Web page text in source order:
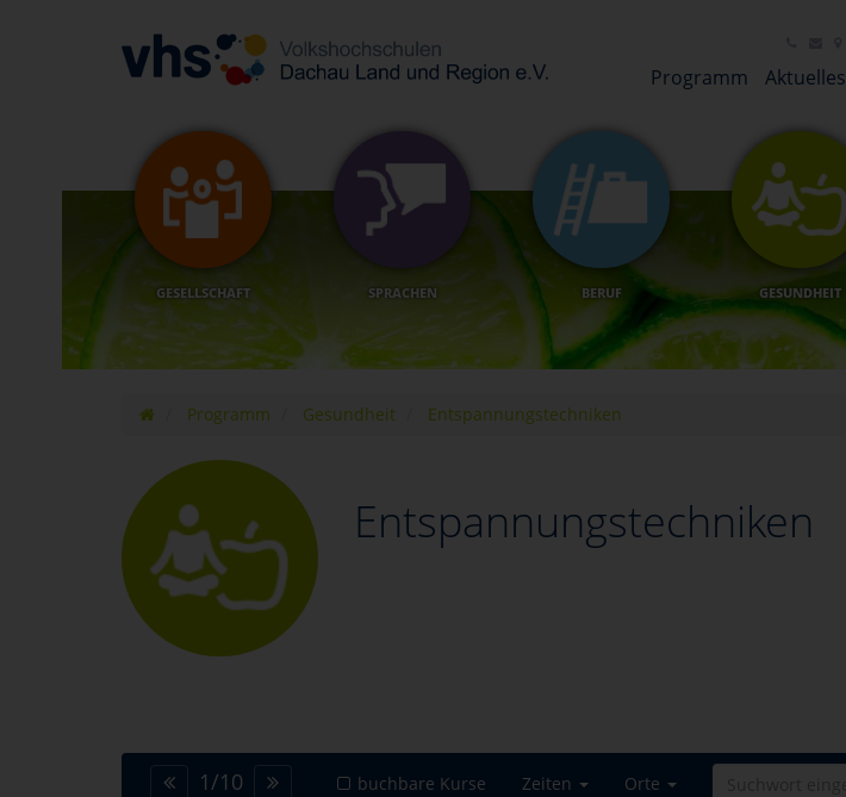
Programm Aktuelles
GESELLSCHAFT SPRACHEN BERUF GESUNDHEIT
Programm Gesundheit Entspannungstechniken
Entspannungstechniken
1/10 buchbare Kurse Zeiten Orte